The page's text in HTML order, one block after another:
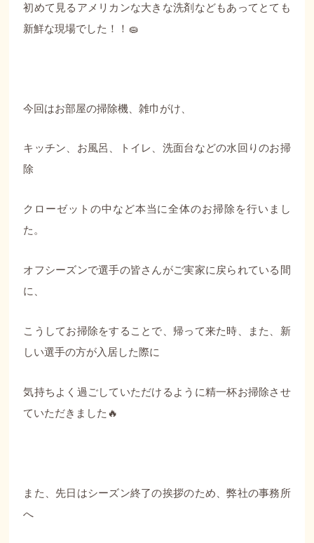
初めて見るアメリカンな大きな洗剤などもあってとても
新鮮な現場でした！！🧽
今回はお部屋の掃除機、雑巾がけ、
キッチン、お風呂、トイレ、洗面台などの水回りのお掃
除
クローゼットの中など本当に全体のお掃除を行いまし
た。
オフシーズンで選手の皆さんがご実家に戻られている間
に、
こうしてお掃除をすることで、帰って来た時、また、新
しい選手の方が入居した際に
気持ちよく過ごしていただけるように精一杯お掃除させ
ていただきました🔥
また、先日はシーズン終了の挨拶のため、弊社の事務所
へ